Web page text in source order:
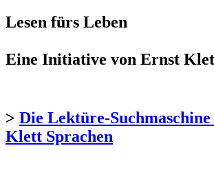
Lesen fürs Leben
Eine Initiative von Ernst
> Die Lektüre-
Klett Sprachen